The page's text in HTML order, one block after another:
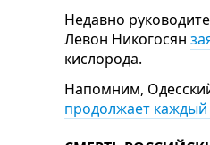
Недавно
Левон Никогосян
кислорода.
Напомним,
продолжает каждый